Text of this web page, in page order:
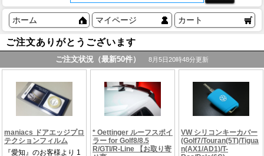
ホーム マイページ カート
ご注文ありがとうございます